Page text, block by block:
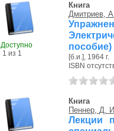
Доступно
1 из 1
Книга
Дмитриев,
пособие)
[б.и.], 1964 г.
ISBN
Книга
Пеннер, Д.
Лекции